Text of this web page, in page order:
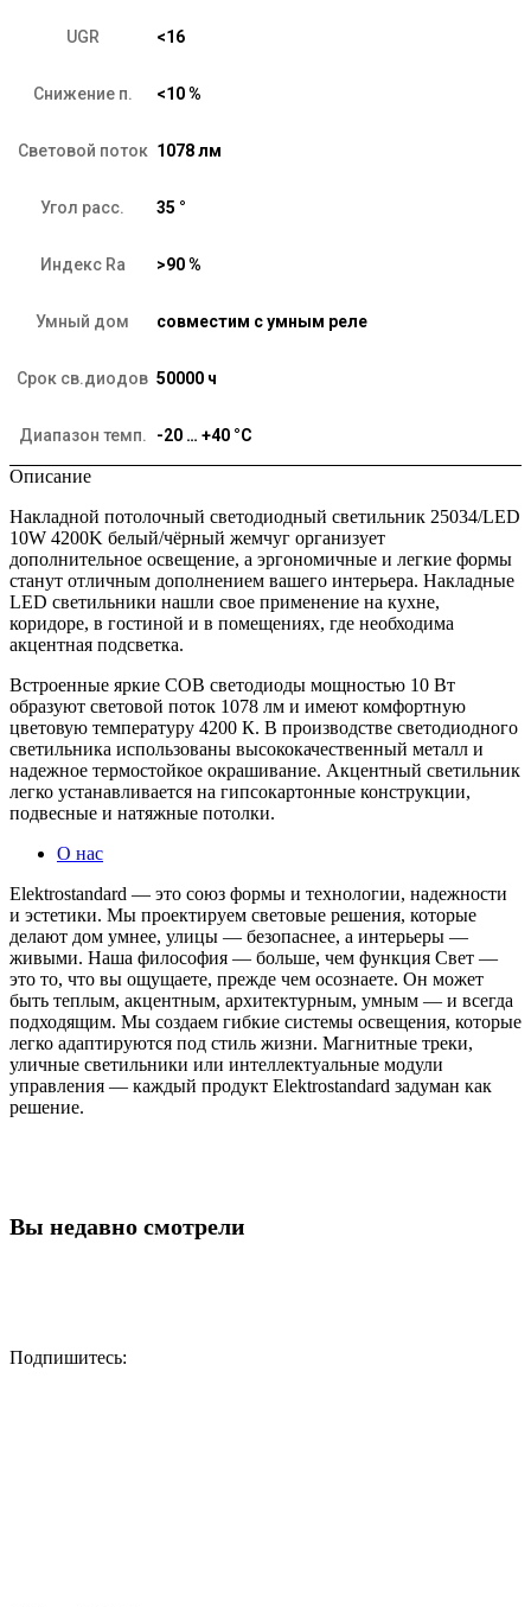
UGR <16
Снижение п. <10 %
Световой поток 1078 лм
Угол расс. 35 °
Индекс Ra >90 %
Умный дом совместим с умным реле
Срок св.диодов 50000 ч
Диапазон темп. -20 … +40 °C
Описание
Накладной потолочный светодиодный светильник 25034/LED
10W 4200K белый/чёрный жемчуг организует
дополнительное освещение, а эргономичные и легкие формы
станут отличным дополнением вашего интерьера. Накладные
LED светильники нашли свое применение на кухне,
коридоре, в гостиной и в помещениях, где необходима
акцентная подсветка.
Встроенные яркие COB светодиоды мощностью 10 Вт
образуют световой поток 1078 лм и имеют комфортную
цветовую температуру 4200 К. В производстве светодиодного
светильника использованы высококачественный металл и
надежное термостойкое окрашивание. Акцентный светильник
легко устанавливается на гипсокартонные конструкции,
подвесные и натяжные потолки.
О нас
Elektrostandard — это союз формы и технологии, надежности
и эстетики. Мы проектируем световые решения, которые
делают дом умнее, улицы — безопаснее, а интерьеры —
живыми. Наша философия — больше, чем функция Свет —
это то, что вы ощущаете, прежде чем осознаете. Он может
быть теплым, акцентным, архитектурным, умным — и всегда
подходящим. Мы создаем гибкие системы освещения, которые
легко адаптируются под стиль жизни. Магнитные треки,
уличные светильники или интеллектуальные модули
управления — каждый продукт Elektrostandard задуман как
решение.
Вы недавно смотрели
Подпишитесь: